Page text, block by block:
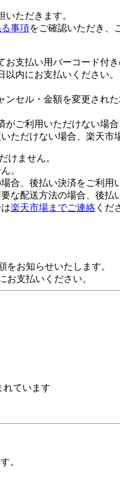
いただきます。
事項をご確認いただき、
支払い用バーコード付
内にお支払いください。
ンセル・金額を変更され
ご利用いただけない場
ただけない場合、楽天市
けません。
。
合、後払い決済をご利用
な配送方法の場合、後払
楽天市場までご連絡 くだ
お知らせいたします。
支払いください。
れています
。